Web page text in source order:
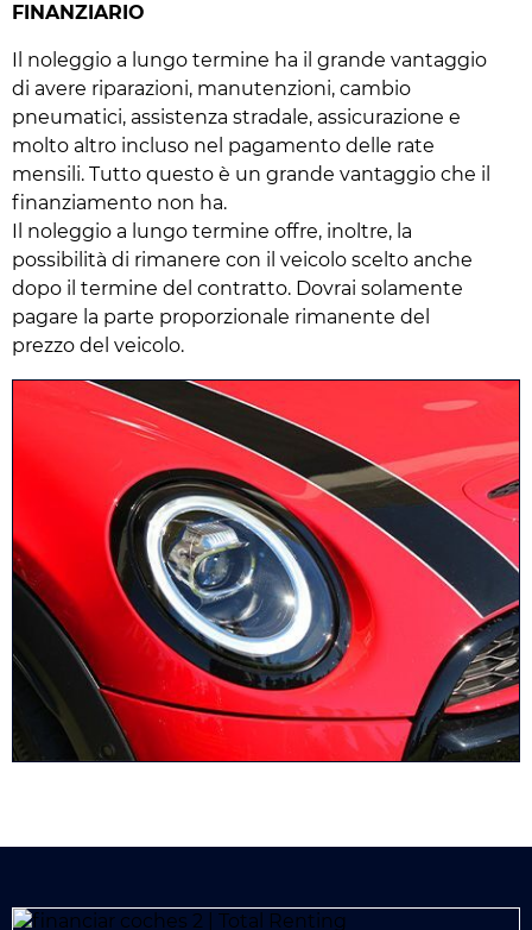
FINANZIARIO
Il noleggio a lungo termine ha il grande vantaggio
di avere riparazioni, manutenzioni, cambio
pneumatici, assistenza stradale, assicurazione e
molto altro incluso nel pagamento delle rate
mensili. Tutto questo è un grande vantaggio che il
finanziamento non ha.
Il noleggio a lungo termine offre, inoltre, la
possibilità di rimanere con il veicolo scelto anche
dopo il termine del contratto. Dovrai solamente
pagare la parte proporzionale rimanente del
prezzo del veicolo.